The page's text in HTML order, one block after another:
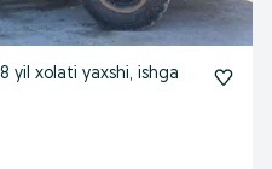
yil xolati yaxshi, ishga